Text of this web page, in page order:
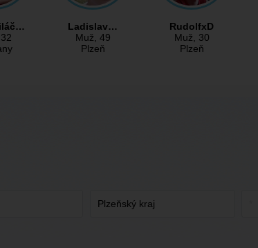
Ladislav…
Muž, 49
Plzeň
RudolfxD
Muž, 30
Plzeň